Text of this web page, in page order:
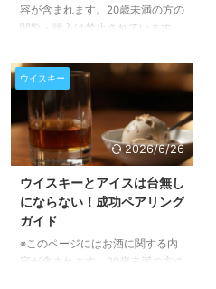
容が含まれます。20歳未満の方の
閲覧・購入は禁止されています。
ギネスとアイリッシュウイスキ
ー。一見すると異なるこの二つ
が、実は驚くほど素晴らしい相性
を見せることをご存知でしょう
か。この記事では、ギネスの豊か
な風味をさらに引き立てる、選り
4銘柄をご紹介します。それぞれ
のウイスキーが持つ個性と、ギネ
スとのペアリングで生まれる新た
な味わいの発見を、ぜひお楽しみ
ください。 ギネスとアイリッシ
ウイスキー
2026/6/26
ウイスキーとアイスは台無し
にならない！成功ペアリング
ガイド
※このページにはお酒に関する内
容が含まれます。20歳未満の方の